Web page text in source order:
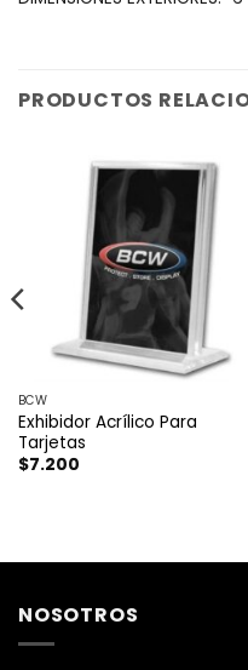
PRODUCTOS
BCW
Exhibidor Acrílico Para
Tarjetas
$7.200
NOSOTROS